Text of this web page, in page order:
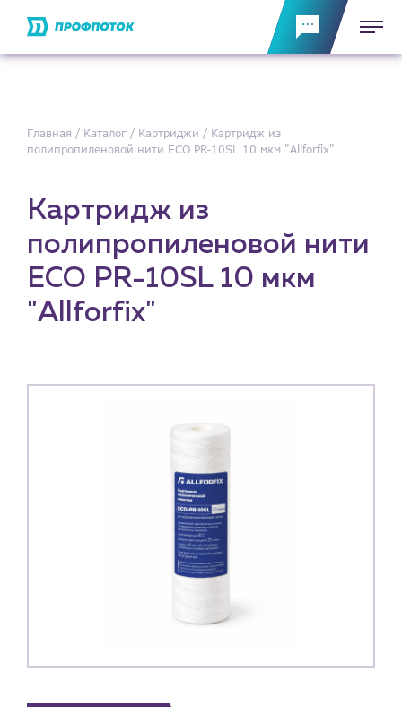
Главная Каталог Картриджи
Картридж из
полипропиленовой нити ECО PR-10SL 10 мкм "Allforfix"
Картридж из
полипропиленовой нити
ECО PR-10SL 10 мкм
"Allforfix"